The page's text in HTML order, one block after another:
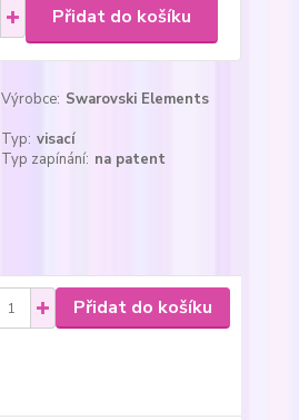
Přidat do košíku
Výrobce: Swarovski Elements
Typ: visací
Typ zapínání: na patent
Přidat do košíku